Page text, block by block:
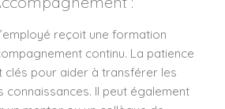
reçoit une formation
continu. La patience
clés pour aider à transférer les
connaissances. Il peut également